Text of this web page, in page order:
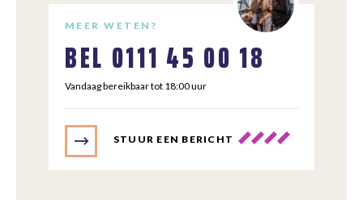
MEER WETEN?
BEL 0111 45 00 18
Vandaag bereikbaar tot 18:00 uur
STUUR EEN BERICHT